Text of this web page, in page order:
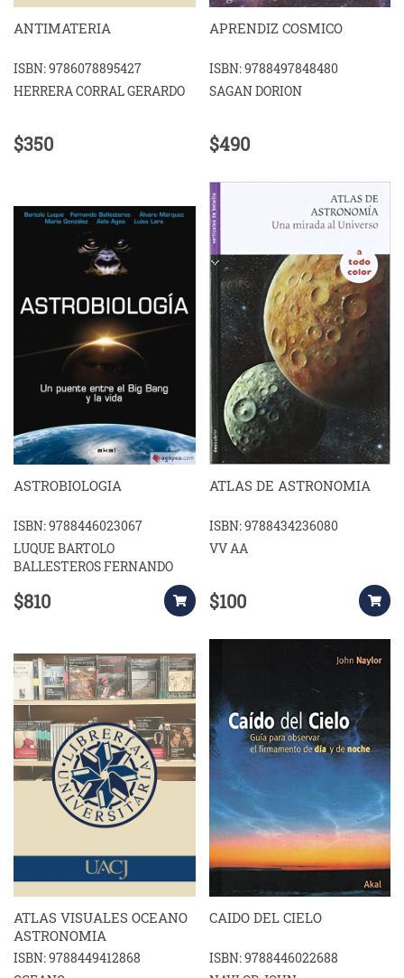
ANTIMATERIA
ISBN: 9786078895427
HERRERA CORRAL GERARDO
$350
APRENDIZ COSMICO
ISBN: 9788497848480
SAGAN DORION
$490
ASTROBIOLOGIA
ISBN: 9788446023067
LUQUE BARTOLO
BALLESTEROS FERNANDO
$810
ATLAS DE ASTRONOMIA
ISBN: 9788434236080
VV AA
$100
ATLAS VISUALES OCEANO
ASTRONOMIA
ISBN: 9788449412868
CAIDO DEL CIELO
ISBN: 9788446022688